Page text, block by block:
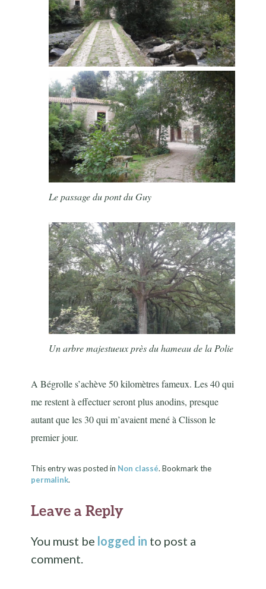
Le passage du pont du Guy
Un arbre majestueux près du hameau de la Polie
A Bégrolle s’achève 50 kilomètres fameux. Les 40 qui
me restent à effectuer seront plus anodins, presque
autant que les 30 qui m’avaient mené à Clisson le
premier jour.
This entry was posted in Non classé. Bookmark the
permalink.
Leave a Reply
You must be logged in to post a
comment.